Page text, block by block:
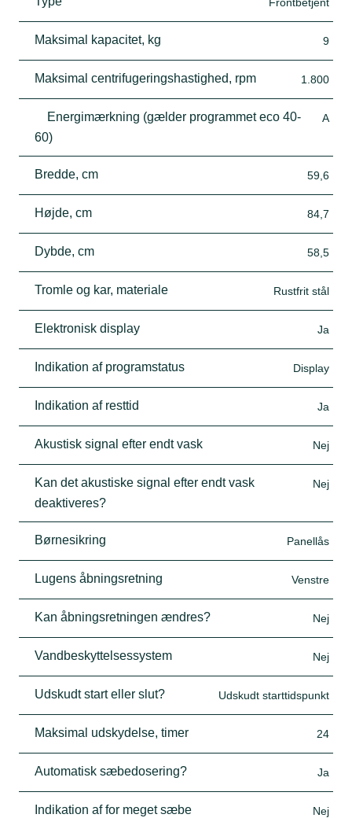
Maksimal kapacitet, kg 9
Maksimal centrifugeringshastighed, rpm 1.800
Energimærkning (gælder programmet eco 40-
60)
A
Bredde, cm 59,6
Højde, cm 84,7
Dybde, cm 58,5
Tromle og kar, materiale Rustfrit stål
Elektronisk display Ja
Indikation af programstatus Display
Indikation af resttid Ja
Akustisk signal efter endt vask Nej
Kan det akustiske signal efter endt vask
deaktiveres?
Nej
Børnesikring Panellås
Lugens åbningsretning Venstre
Kan åbningsretningen ændres? Nej
Vandbeskyttelsessystem Nej
Udskudt start eller slut? Udskudt starttidspunkt
Maksimal udskydelse, timer 24
Automatisk sæbedosering? Ja
Indikation af for meget sæbe Nej